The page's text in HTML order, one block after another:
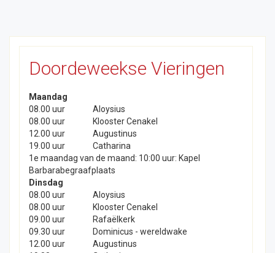
Doordeweekse Vieringen
Maandag
08.00 uur
Aloysius
08.00 uur
Klooster Cenakel
12.00 uur
Augustinus
19.00 uur
Catharina
1e maandag van de maand: 10:00 uur: Kapel
Barbarabegraafplaats
Dinsdag
08.00 uur
Aloysius
08.00 uur
Klooster Cenakel
09.00 uur
Rafaëlkerk
09.30 uur
Dominicus - wereldwake
12.00 uur
Augustinus